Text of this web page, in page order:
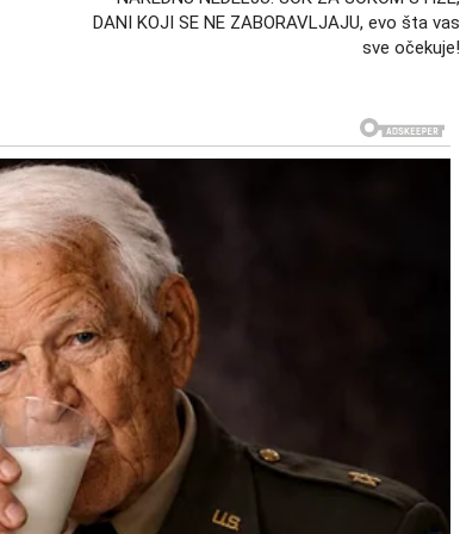
u tim trenucima dugo će se pamtiti.
sudbine
obojen snažnim događajima. Energija koja dolazi
Neki susreti će pokrenuti uspomene koje su bile
susret. To može biti trenutak kada će pogled, reč ili
Takvi trenuci mogu delovati kao scena iz
DANI KOJI SE NE ZABORAVLJAJU, evo šta vas
sve očekuje!